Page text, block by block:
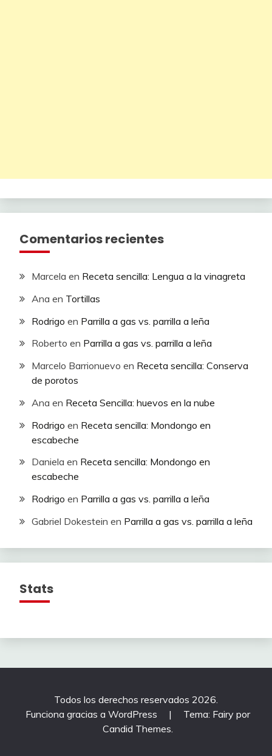
Comentarios recientes
Marcela en Receta sencilla: Lengua a la vinagreta
Ana en Tortillas
Rodrigo en Parrilla a gas vs. parrilla a leña
Roberto en Parrilla a gas vs. parrilla a leña
Marcelo Barrionuevo en Receta sencilla: Conserva
de porotos
Ana en Receta Sencilla: huevos en la nube
Rodrigo en Receta sencilla: Mondongo en
escabeche
Daniela en Receta sencilla: Mondongo en
escabeche
Rodrigo en Parrilla a gas vs. parrilla a leña
Gabriel Dokestein en Parrilla a gas vs. parrilla a leña
Stats
Todos los derechos reservados 2026.
Funciona gracias a WordPress
|
Tema: Fairy por
Candid Themes.